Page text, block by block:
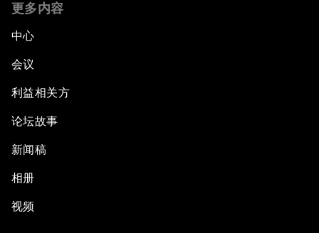
更多内容
中心
会议
利益相关方
论坛故事
新闻稿
相册
视频